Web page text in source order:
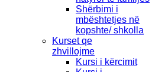
Shërbimi i
mbështetjes në
kopshte/ shkolla
Kurset qe
zhvillojme
Kursi i kërcimit